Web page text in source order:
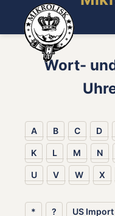
Wort-
A B C D
K L M N
U V W X
* ? US